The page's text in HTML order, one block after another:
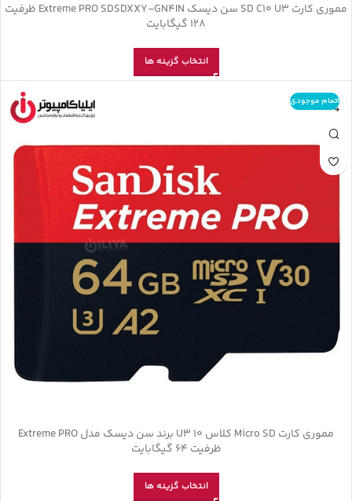
مموری کارت SD C10 U3 سن دیسک Extreme PRO SDSDXXY-GN4IN ظرفیت
128 گیگابایت
انتخاب گزینه ها
اتمام موجودی
مموری کارت Micro SD کلاس U3 10 برند سن دیسک مدل Extreme PRO
ظرفیت 64 گیگابایت
انتخاب گزینه ها